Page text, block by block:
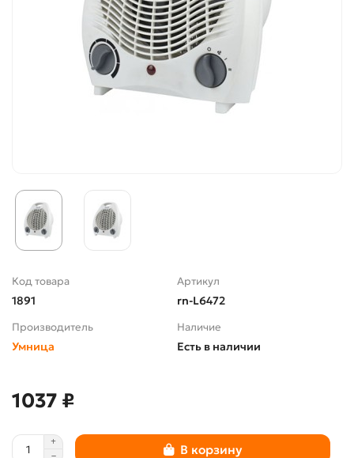
Код товара
1891
Артикул
rn-L6472
Производитель
Умница
Наличие
Есть в наличии
1037 ₽
В корзину